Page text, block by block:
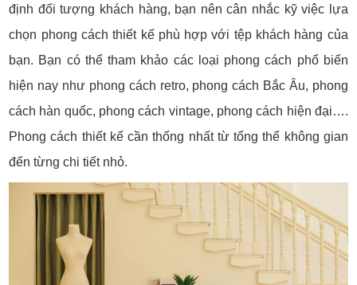
định đối tượng khách hàng, bạn nên cân nhắc kỹ việc lựa
chọn phong cách thiết kế phù hợp với tệp khách hàng của
bạn. Bạn có thể tham khảo các loại phong cách phổ biến
hiện nay như phong cách retro, phong cách Bắc Âu, phong
cách hàn quốc, phong cách vintage, phong cách hiện đại….
Phong cách thiết kế cần thống nhất từ tổng thể không gian
đến từng chi tiết nhỏ.